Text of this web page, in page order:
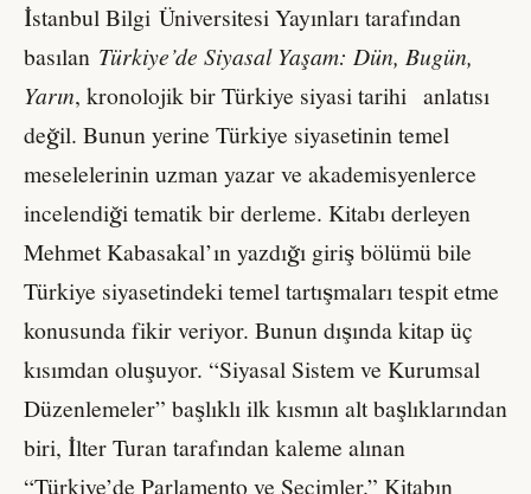
İstanbul Bilgi Üniversitesi Yayınları tarafından
basılan Türkiye’de Siyasal Yaşam: Dün, Bugün,
Yarın, kronolojik bir Türkiye siyasi tarihi anlatısı
değil. Bunun yerine Türkiye siyasetinin temel
meselelerinin uzman yazar ve akademisyenlerce
incelendiği tematik bir derleme. Kitabı derleyen
Mehmet Kabasakal’ın yazdığı giriş bölümü bile
Türkiye siyasetindeki temel tartışmaları tespit etme
konusunda fikir veriyor. Bunun dışında kitap üç
kısımdan oluşuyor. “Siyasal Sistem ve Kurumsal
Düzenlemeler” başlıklı ilk kısmın alt başlıklarından
biri, İlter Turan tarafından kaleme alınan
“Türkiye’de Parlamento ve Seçimler.” Kitabın